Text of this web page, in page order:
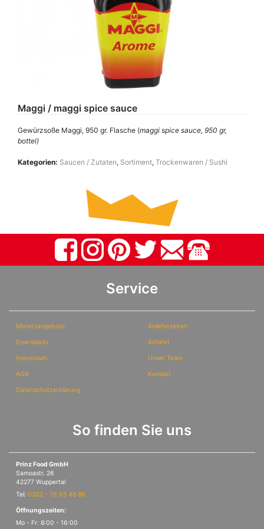
Maggi / maggi spice sauce
Gewürzsoße Maggi, 950 gr. Flasche (maggi spice sauce, 950 gr,
bottel)
Kategorien: Saucen / Zutaten, Sortiment, Trockenwaren / Sushi
Service
Monatsangebote
Downloads
Impressum
AGB
Datenschutzerklärung
Anlieferzeiten
Anfahrt
Unser Team
Kontakt
So finden Sie uns
Prinz Food GmbH
Samoastr. 26
42277 Wuppertal
Tel: 0202 - 76 95 48 86
Öffnungszeiten:
Mo - Fr: 8:00 - 16:00